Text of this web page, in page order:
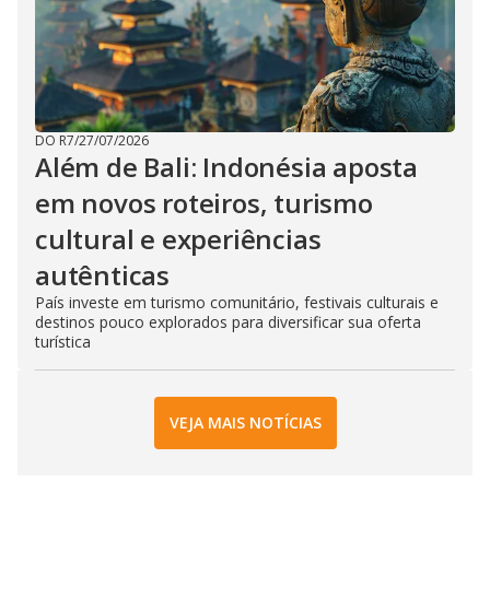
DO R7/27/07/2026
Além de Bali: Indonésia aposta
em novos roteiros, turismo
cultural e experiências
autênticas
País investe em turismo comunitário, festivais culturais e
destinos pouco explorados para diversificar sua oferta
turística
VEJA MAIS NOTÍCIAS